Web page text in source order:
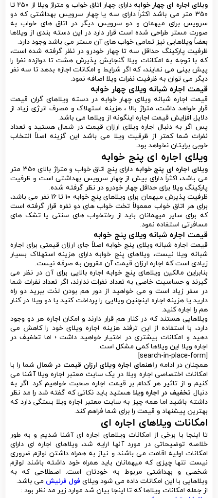
ویلای اجاره ای چهار خوابه
دارای چهار اتاق خواب و متراژ ویلا از ۲۵۰ تا
۳۵۰ متر می باشد اکثراً دارای سه یا چهار سرویس بهداشتی که دو
سرویس برای میهمان و دو سرویس دیگر در اتاق های خواب به
صورت مستر طراحی شده است قرار دارد در این دسته بندی از ویلاها
بعضاً ویلاهایی نیز تمامی خواب های آن مستر می باشد وجود دارد.
ظرفیت پارکینگ حداقل سه تا چهار خودرو در نظر گرفته شده است،
که با توجه به امکانات ویلا گنجایش پذیرش هشت تا دوازده نفرا را
پیش بینی می نمایند، که اگر شرایط و امکانات اجازه بدهد تا سه نفر
دیگر می توان به ظرفیت نفرات ویلا اضافه نمود.
قیمت اجاره شبانه ویلای چهار خوابه
قیمت اجاره شبانه ویلای چهار خوابه در دسته ویلاهای گران قیمت
قرار خواهد داشت، متراژ بالا ، هزینه استهلاک و مصرف انرژی زیاد از
دلایل افزایش قیمت اجاره اینگونه از ویلاها می باشد.
پس اگر به دنبال اجاره ویلای ارزان قیمت در شمال هستید و تعداد
نفرات شما کمتر از ظرفیت ویلا می باشد این گزینه اصلاً انتخاب
خوبی برایتان نخواهد بود.
ویلای اجاره ای پنج خوابه
ویلای اجاره ای پنج خوابه
دارای پنج اتاق خواب و متراژ بالای ۳۵۰ متر
می باشد، اکثراً دارای بیش از چهار سرویس بهداشتی است و ظرفیت
پارکینگ ویلا برای حداقل چهار خودرو در نظر گرفته شده.
ظرفیت پذیرش میهمان برای ویلاهای پنج خوابه ۱۰ تا ۱۶ نفر می باشد،
برای هر اتاق خواب معمولاً تخت خواب های دو نفره قرار گرفته است
که برای سایر میهمانان باید از رختخواب های سنتی یا تشک های
مسافرتی استفاده نمود.
قیمت اجاره شبانه ویلای پنج خوابه
قیمت اجاره شبانه ویلای پنج خوابه اصلاً جای ارزان قیمتی برای اجاره
شبانه ویلا نیست، ویلاهای پنج خوابه دارای هزینه استهلاک بسیار
زیادی است که اجاره ارزان قیمت آن مقرون به صرفه نیست.
بنابراین مالکین ویلاهای پنج خوابه اجاره بالایی برای آن در نظر می
گیرند و حساسیت خاصی به تعداد نفرات ندارند، اگر تعداد نفرات شما
در سفر زیاد است و می خواهید از دور هم بودن لذت ببرید دو راه
دارید یا هزینه اجاره اینچنین ویلایی را پرداخت کنید یا دو ویلا در کنار
هم را اجاره کنید.
ویلاهایی هستند که در کنار هم قرار دارند و امکان اجاره هر دو وجود
دارد، با استفاده از این ترفند هزینه اجاره ویلای خود را کاهش می
دهید و امکانات بیشتری در اختیار خواهید داشت ؛ اما تخفیف در
اجاره ویلا این ویلاها کمی مشکل است.
[search-in-place-form]
همچنان در ادامه ر اهنمای اجاره ویلای ارزان قیمت در شمال شما را با
امکانات اختصاصی اجاره ویلا در یک سایت معتبر اجاره ویلا آشنا می
کنیم و از تاثیر هر کدام بر قیمت اجاره صحبت خواهیم کرد. اگر به
دنبال تخفیف در اجاره ویلا هستید باید نکاتی که گفته شد را مد نظر
داشته باشید اما همه چیز به سایت معتبر اجاره ویلا بستگی دارد که
بهترین پیشنهاد و قیمت را برای شما فراهم کند.
امکانات ویلاهای اجاره ای
تا اینجا با برخی از امکانات ویلاهای اجاره ای آشنا شدیم و به طور
خلاصه توضیحاتی در مورد آنها ارایه شد، ویلاهای اجاره ای دارای
امکانات اولیه اقامت می باشند و نیاز به همراه داشتن لوازم ضروری
نیست تنها چیزی که میهمانان باید همراه خود داشته باشند لوازم
شخصی و بهداشتی مربوط به خودتان است. اصطلاحی که به
ویلاهایی با این امکانات داده می شود ویلای فول فرنیش می باشد.
از جمله امکانات ویلاها که تا اینجا بیان شد موارد زیر مد نظر بود :